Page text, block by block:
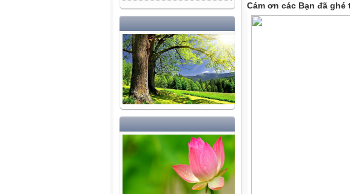
Cám ơn các Bạn đã ghé